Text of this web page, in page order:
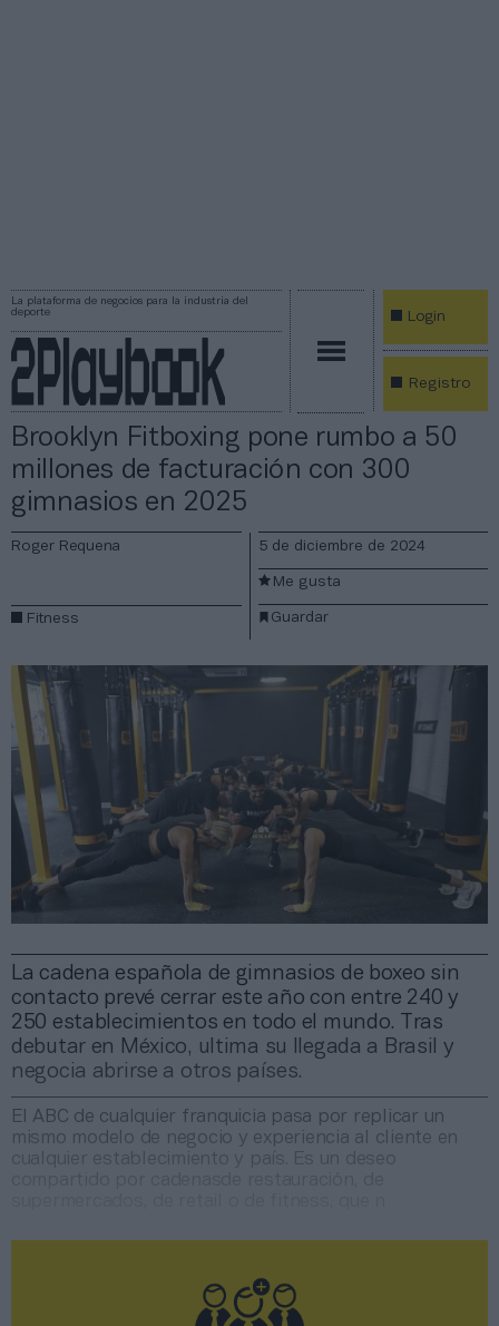
La plataforma de negocios para la industria del
deporte
Login
Registro
Brooklyn Fitboxing pone rumbo a 50
millones de facturación con 300
gimnasios en 2025
La cadena española de gimnasios de boxeo sin
contacto prevé cerrar este año con entre 240 y
250 establecimientos en todo el mundo. Tras
debutar en México, ultima su llegada a Brasil y
negocia abrirse a otros países.
Roger Requena
Fitness
5 de diciembre de 2024
Guardar
Me gusta
El ABC de cualquier franquicia pasa por replicar un
mismo modelo de negocio y experiencia al cliente en
cualquier establecimiento y país. Es un deseo